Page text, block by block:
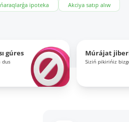
ipoteka
Akciya satıp alıw
gúres
dus
Múrájat
Siziń pikirińiz